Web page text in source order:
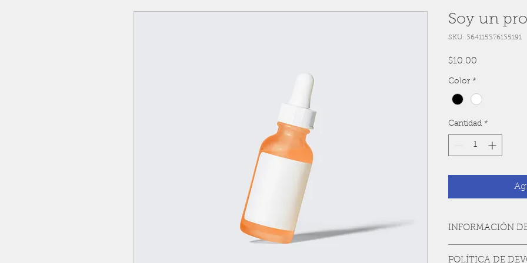
Soy un
SKU: 364115376135191
$10.00
Color *
Cantidad *
INFORMACIÓN
POLÍTICA DE